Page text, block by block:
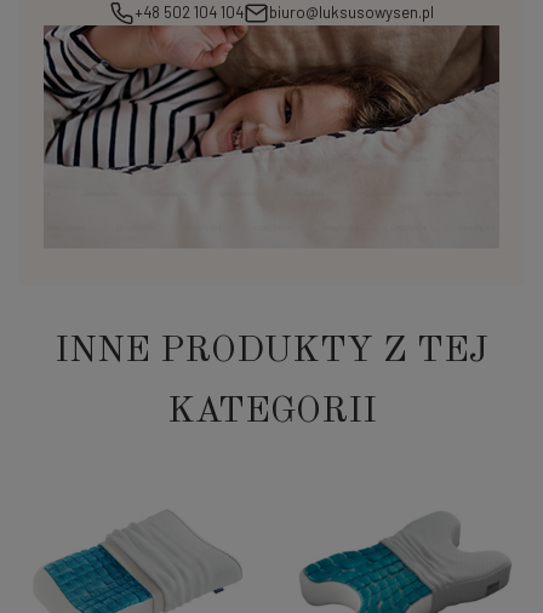
+48 502 104 104
biuro@luksusowysen.pl
INNE PRODUKTY Z TEJ
KATEGORII